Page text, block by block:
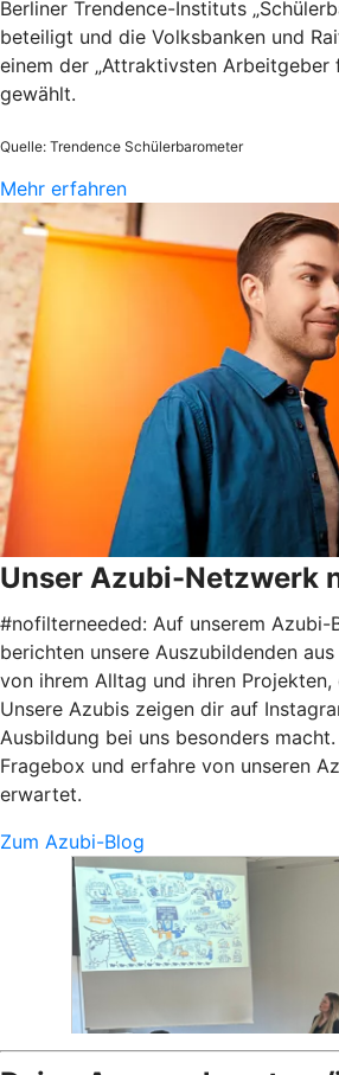
Berliner Trendence-Instituts
beteiligt und die Volksbanken und
einem der „Attraktivsten Arbeitgeber
gewählt.
Quelle: Trendence Schülerbarometer
Mehr erfahren
Unser Azubi-Netzwerk
#nofilterneeded: Auf unserem Azubi-
berichten unsere Auszubildenden
von ihrem Alltag und ihren Projekten,
Unsere Azubis zeigen dir auf
Ausbildung bei uns besonders
Fragebox und erfahre von unseren
erwartet.
Zum Azubi-Blog